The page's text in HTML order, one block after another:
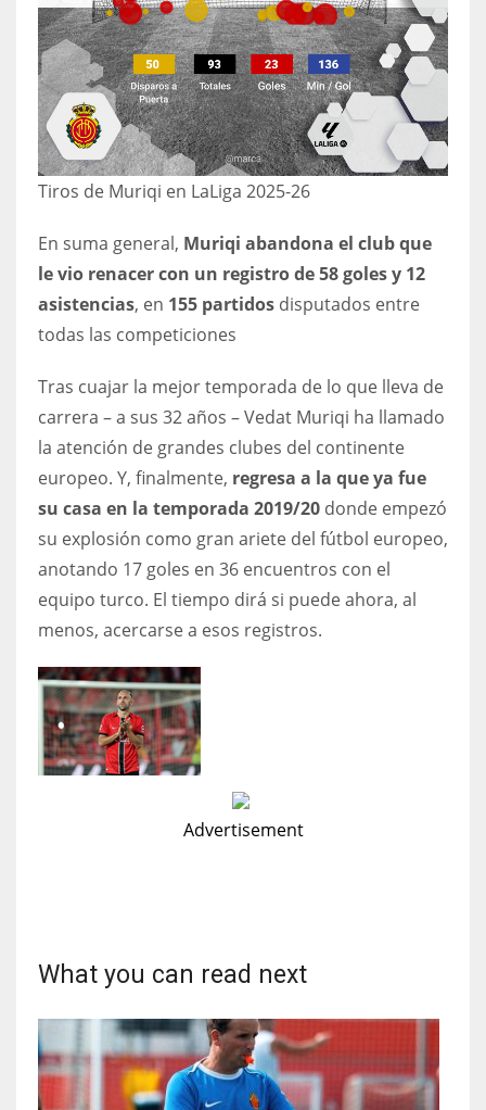
Tiros de Muriqi en LaLiga 2025-26
En suma general, Muriqi abandona el club que
le vio renacer con un registro de 58 goles y 12
asistencias, en 155 partidos disputados entre
todas las competiciones
Tras cuajar la mejor temporada de lo que lleva de
carrera – a sus 32 años – Vedat Muriqi ha llamado
la atención de grandes clubes del continente
europeo. Y, finalmente, regresa a la que ya fue
su casa en la temporada 2019/20 donde empezó
su explosión como gran ariete del fútbol europeo,
anotando 17 goles en 36 encuentros con el
equipo turco. El tiempo dirá si puede ahora, al
menos, acercarse a esos registros.
Advertisement
What you can read next